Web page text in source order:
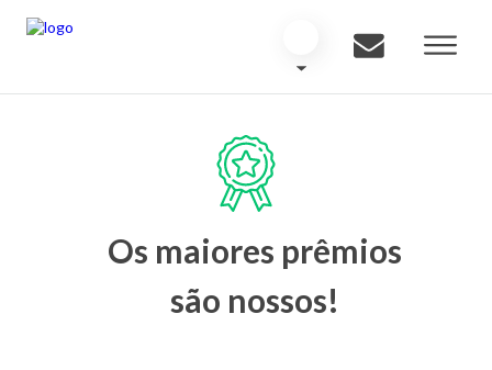
Os maiores prêmios
são nossos!